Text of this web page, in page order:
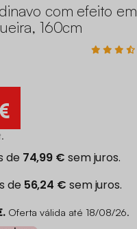
com efeito em
160cm
.
Oferta válida até 18/08/26.